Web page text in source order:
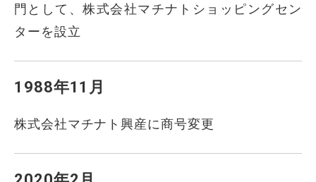
門として、株式会社マチナトショッピングセン
ターを設立
1988年11月
株式会社マチナト興産に商号変更